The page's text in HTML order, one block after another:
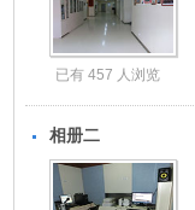
已有 457 人浏览
相册二